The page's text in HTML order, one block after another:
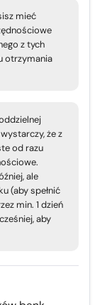
mieć
z tych
otrzymania
że z
od razu
ale
(aby spełnić
min. 1 dzień
aby